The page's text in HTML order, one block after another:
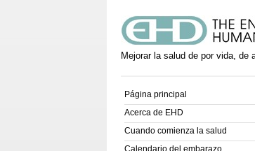
Mejorar la salud de por vida, de
Página principal
Acerca de EHD
Cuando comienza la salud
Calendario del embarazo